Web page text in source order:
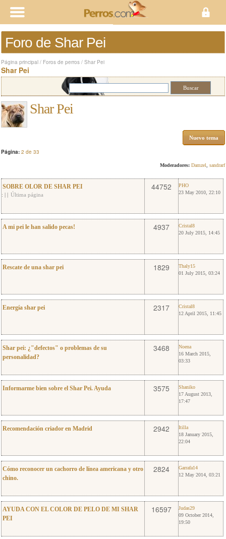
Foro de Shar Pei
Página principal / Foros de perros / Shar Pei
Shar Pei
Shar Pei
Nuevo tema
Página: 2 de 33
Moderadores: Damzel sandrarf
SOBRE OLOR DE SHAR PEI
: | | Última página
PHO
3544752
PHO
23 May 2010, 22:10
A mi pei le han salido pecas! Cristal8
4937
Cristal8
20 July 2015, 14:45
Rescate de una shar pei Thaly15
1829
Thaly15
01 July 2015, 03:24
Energía shar pei Cristal8
2317
Cristal8
12 April 2015, 11:45
Shar pei: ¿"defectos" o problemas de su
personalidad?
Noena3468
Noena
16 March 2015,
03:33
Informarme bien sobre el Shar Pei. Ayuda Shaniko
3575
Shaniko
17 August 2013,
17:47
Recomendación criador en Madrid Itilla2942
Itilla
18 January 2015,
22:04
Cómo reconocer un cachorro de línea americana y otro
chino.
Garrafa14
2824
Garrafa14
12 May 2014, 03:21
AYUDA CON EL COLOR DE PELO DE MI SHAR
PEI
Judas29
1216597
Judas29
09 October 2014,
19:50